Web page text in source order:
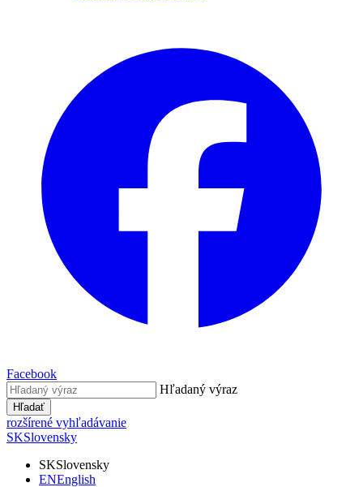
Facebook
Hľadaný výraz
Hľadať
rozšírené vyhľadávanie
SKSlovensky
SKSlovensky
ENEnglish